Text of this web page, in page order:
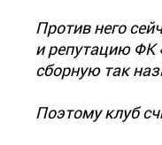
Против него
и репутацию ФК
сборную так
Поэтому клуб